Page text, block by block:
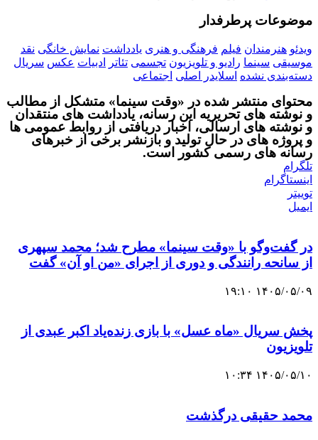
موضوعات پرطرفدار
ویدئو هنرمندان فیلم فرهنگی و هنری یادداشت نمایش خانگی نقد
موسیقی سینما رادیو و تلویزیون تجسمی تئاتر ادبیات عکس سریال
دسته‌بندی نشده اسلایدر اصلی اجتماعی
محتوای منتشر شده در «وقت سینما» متشکل از مطالب
و نوشته های تحریریه این رسانه، یادداشت های منتقدان
و نوشته های ارسالی، اخبار دریافتی از روابط عمومی ها
و پروژه های در حال تولید و بازنشر برخی از خبرهای
رسانه های رسمی کشور است.
تلگرام
اینستاگرام
توییتر
ایمیل
در گفت‌وگو با «وقت سینما» مطرح شد؛ محمد سپهری
از سانحه رانندگی و دوری از اجرای «من او آن» گفت
۱۴۰۵/۰۵/۰۹ ۱۹:۱۰
پخش سریال «ماه عسل» با بازی زنده‌یاد اکبر عبدی از
تلویزیون
۱۴۰۵/۰۵/۱۰ ۱۰:۳۴
محمد حقیقی درگذشت